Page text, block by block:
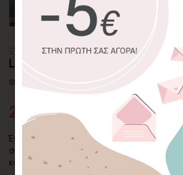
ΞΥΛΙΝΟ ΠΟΣΤΕΡ
LOVE WHO YOU ARE
SKU: WDPS-11-SQ
20,90€ 27,86€
Ένα ξύλινο πόστερ που σας υπενθυμίζει
σας. Θα το βλέπετε κάθε πρωί και θα
κάνετε!